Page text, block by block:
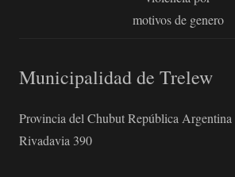
motivos de genero
Municipalidad de Trelew
Provincia del Chubut República Argentina
Rivadavia 390